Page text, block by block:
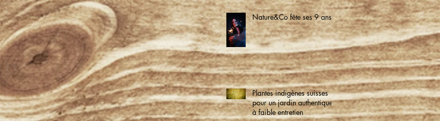
Nature&Co fête ses 9 ans !
Plantes indigènes suisses
pour un jardin authentique
à faible entretien